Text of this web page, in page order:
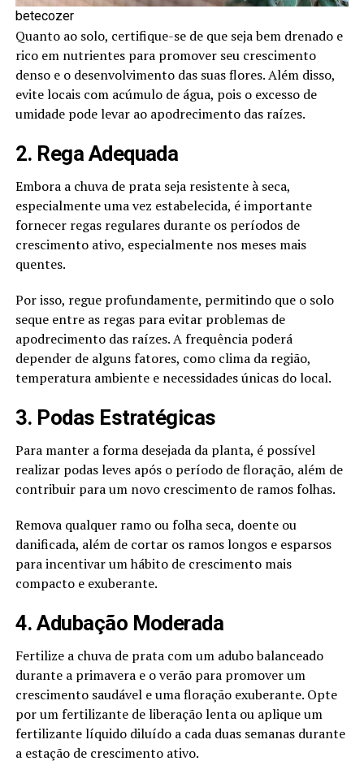
betecozer
Quanto ao solo, certifique-se de que seja bem drenado e
rico em nutrientes para promover seu crescimento
denso e o desenvolvimento das suas flores. Além disso,
evite locais com acúmulo de água, pois o excesso de
umidade pode levar ao apodrecimento das raízes.
2. Rega Adequada
Embora a chuva de prata seja resistente à seca,
especialmente uma vez estabelecida, é importante
fornecer regas regulares durante os períodos de
crescimento ativo, especialmente nos meses mais
quentes.
Por isso, regue profundamente, permitindo que o solo
seque entre as regas para evitar problemas de
apodrecimento das raízes. A frequência poderá
depender de alguns fatores, como clima da região,
temperatura ambiente e necessidades únicas do local.
3. Podas Estratégicas
Para manter a forma desejada da planta, é possível
realizar podas leves após o período de floração, além de
contribuir para um novo crescimento de ramos folhas.
Remova qualquer ramo ou folha seca, doente ou
danificada, além de cortar os ramos longos e esparsos
para incentivar um hábito de crescimento mais
compacto e exuberante.
4. Adubação Moderada
Fertilize a chuva de prata com um adubo balanceado
durante a primavera e o verão para promover um
crescimento saudável e uma floração exuberante. Opte
por um fertilizante de liberação lenta ou aplique um
fertilizante líquido diluído a cada duas semanas durante
a estação de crescimento ativo.